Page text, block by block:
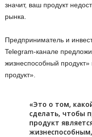
значит, ваш продукт
рынка.
Предприниматель и
Telegram-канале
жизнеспособный
продукт».
«Это о том,
сделать, чтобы
продукт